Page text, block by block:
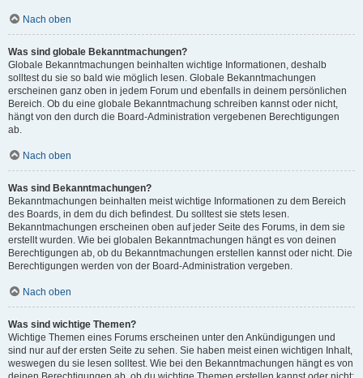
Nach oben
Was sind globale Bekanntmachungen?
Globale Bekanntmachungen beinhalten wichtige Informationen, deshalb
solltest du sie so bald wie möglich lesen. Globale Bekanntmachungen
erscheinen ganz oben in jedem Forum und ebenfalls in deinem persönlichen
Bereich. Ob du eine globale Bekanntmachung schreiben kannst oder nicht,
hängt von den durch die Board-Administration vergebenen Berechtigungen
ab.
Nach oben
Was sind Bekanntmachungen?
Bekanntmachungen beinhalten meist wichtige Informationen zu dem Bereich
des Boards, in dem du dich befindest. Du solltest sie stets lesen.
Bekanntmachungen erscheinen oben auf jeder Seite des Forums, in dem sie
erstellt wurden. Wie bei globalen Bekanntmachungen hängt es von deinen
Berechtigungen ab, ob du Bekanntmachungen erstellen kannst oder nicht. Die
Berechtigungen werden von der Board-Administration vergeben.
Nach oben
Was sind wichtige Themen?
Wichtige Themen eines Forums erscheinen unter den Ankündigungen und
sind nur auf der ersten Seite zu sehen. Sie haben meist einen wichtigen Inhalt,
weswegen du sie lesen solltest. Wie bei den Bekanntmachungen hängt es von